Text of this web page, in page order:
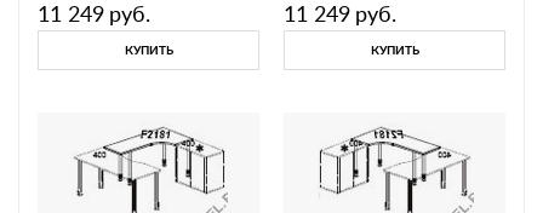
11 249 руб.
КУПИТЬ
11 249 руб.
КУПИТЬ